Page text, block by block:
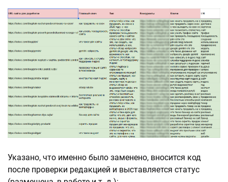
Указано, что именно было заменено, вносится код
после проверки редакцией и выставляется статус